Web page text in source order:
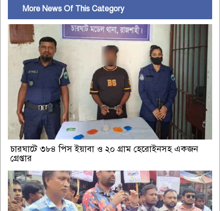
More News Of This Category
চারঘাটে ৩৮৪ পিস ইয়াবা ও ২০ গ্রাম হেরোইনসহ একজন
গ্রেপ্তার